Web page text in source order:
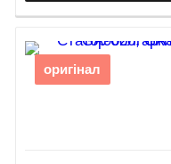
оригінал